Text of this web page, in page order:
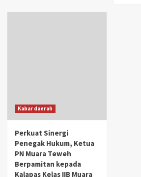
Kabar daerah
Perkuat Sinergi
Penegak Hukum, Ketua
PN Muara Teweh
Berpamitan kepada
Kalapas Kelas IIB Muara